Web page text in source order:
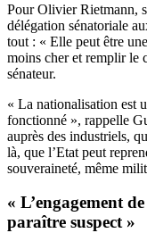
Pour Olivier Rietmann,
délégation sénatoriale
tout : « Elle peut être
moins cher et remplir le
sénateur.
« La nationalisation est
fonctionné », rappelle
auprès des industriels,
là, que l’Etat peut
souveraineté, même
« L’engagement
paraître suspect »